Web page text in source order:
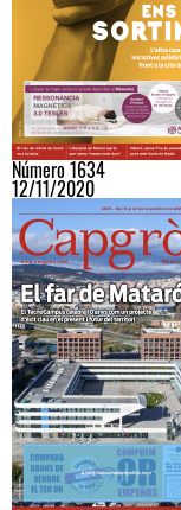
Número 1634
12/11/2020